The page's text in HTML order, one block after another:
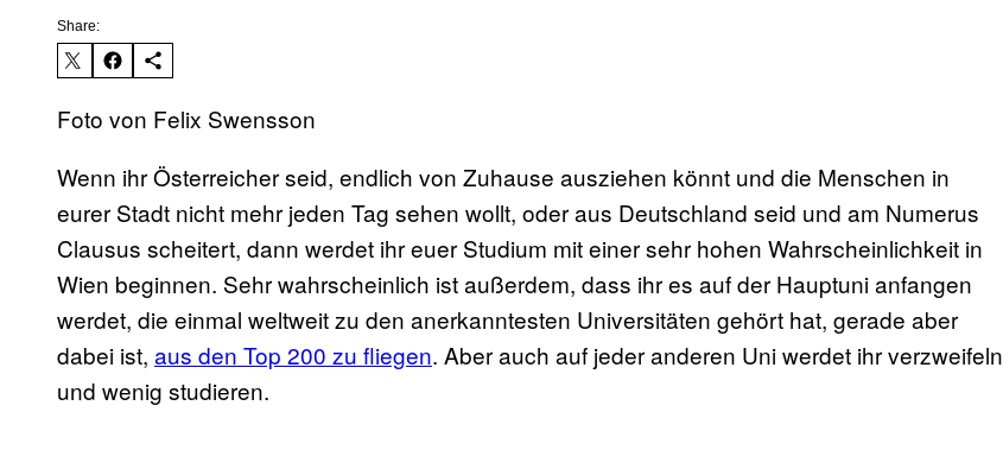
Share:
Foto von Felix Swensson
Wenn ihr Österreicher seid, endlich von Zuhause ausziehen könnt und die Menschen in
eurer Stadt nicht mehr jeden Tag sehen wollt, oder aus Deutschland seid und am Numerus
Clausus scheitert, dann werdet ihr euer Studium mit einer sehr hohen Wahrscheinlichkeit in
Wien beginnen. Sehr wahrscheinlich ist außerdem, dass ihr es auf der Hauptuni anfangen
werdet, die einmal weltweit zu den anerkanntesten Universitäten gehört hat, gerade aber
dabei ist, aus den Top 200 zu fliegen. Aber auch auf jeder anderen Uni werdet ihr verzweifeln
und wenig studieren.